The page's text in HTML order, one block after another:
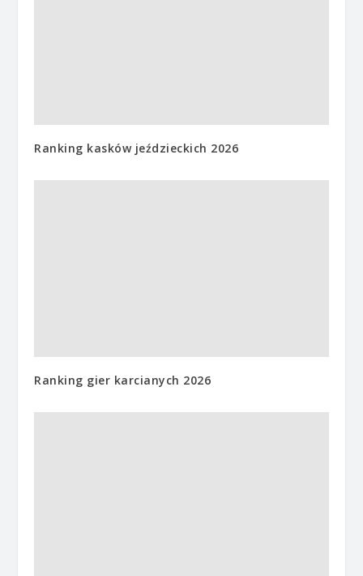
Ranking kasków jeździeckich 2026
Ranking gier karcianych 2026